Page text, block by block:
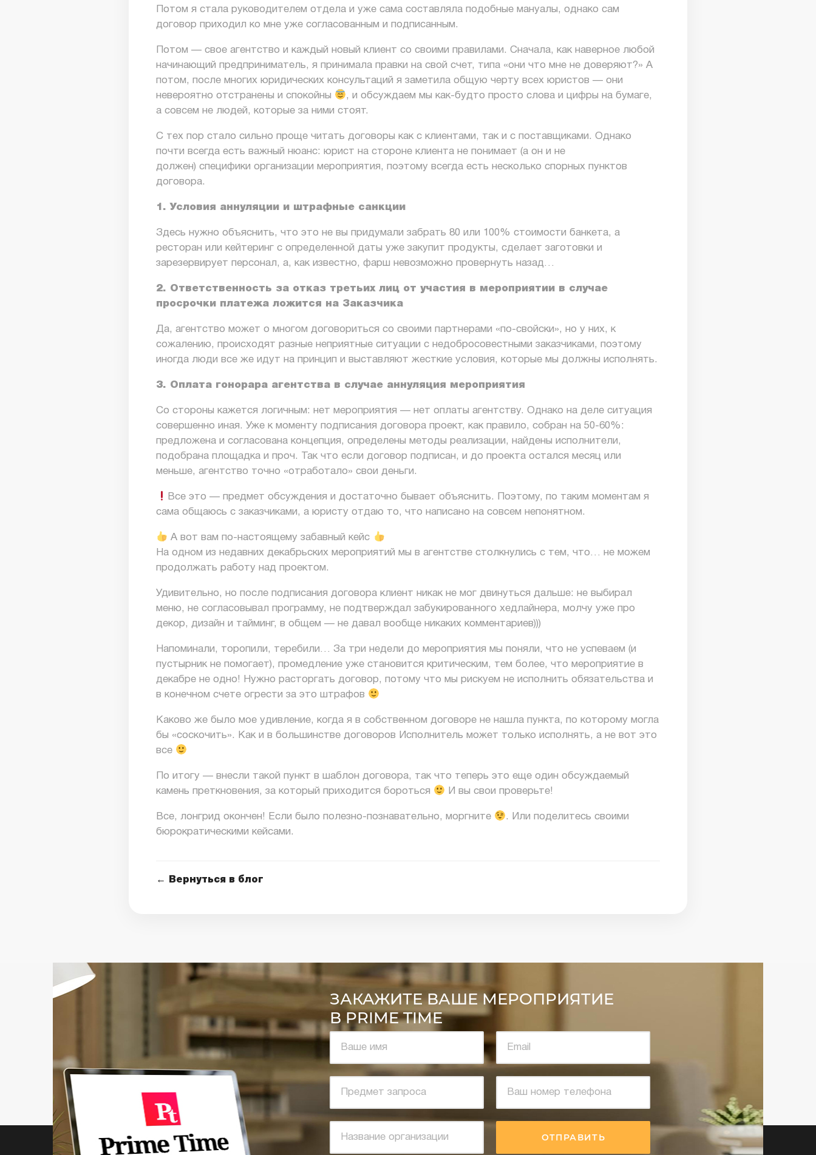
Потом я стала руководителем отдела и уже сама составляла подобные мануалы, однако сам
договор приходил ко мне уже согласованным и подписанным.
Потом — свое агентство и каждый новый клиент со своими правилами. Сначала, как наверное любой
начинающий предприниматель, я принимала правки на свой счет, типа «они что мне не доверяют?» А
потом, после многих юридических консультаций я заметила общую черту всех юристов — они
невероятно отстранены и спокойны
, и обсуждаем мы как-будто просто слова и цифры на бумаге,
а совсем не людей, которые за ними стоят.
С тех пор стало сильно проще читать договоры как с клиентами, так и с поставщиками. Однако
почти всегда есть важный нюанс: юрист на стороне клиента не понимает (а он и не
должен) специфики организации мероприятия, поэтому всегда есть несколько спорных пунктов
договора.
1. Условия аннуляции и штрафные санкции
Здесь нужно объяснить, что это не вы придумали забрать 80 или 100% стоимости банкета, а
ресторан или кейтеринг с определенной даты уже закупит продукты, сделает заготовки и
зарезервирует персонал, а, как известно, фарш невозможно провернуть назад…
2. Ответственность за отказ третьих лиц от участия в мероприятии в случае
просрочки платежа ложится на Заказчика
Да, агентство может о многом договориться со своими партнерами «по-свойски», но у них, к
сожалению, происходят разные неприятные ситуации с недобросовестными заказчиками, поэтому
иногда люди все же идут на принцип и выставляют жесткие условия, которые мы должны исполнять.
3. Оплата гонорара агентства в случае аннуляция мероприятия
Со стороны кажется логичным: нет мероприятия — нет оплаты агентству. Однако на деле ситуация
совершенно иная. Уже к моменту подписания договора проект, как правило, собран на 50-60%:
предложена и согласована концепция, определены методы реализации, найдены исполнители,
подобрана площадка и проч. Так что если договор подписан, и до проекта остался месяц или
меньше, агентство точно «отработало» свои деньги.
Все это — предмет обсуждения и достаточно бывает объяснить. Поэтому, по таким моментам я
сама общаюсь с заказчиками, а юристу отдаю то, что написано на совсем непонятном.
А вот вам по-настоящему забавный кейс
На одном из недавних декабрьских мероприятий мы в агентстве столкнулись с тем, что… не можем
продолжать работу над проектом.
Удивительно, но после подписания договора клиент никак не мог двинуться дальше: не выбирал
меню, не согласовывал программу, не подтверждал забукированного хедлайнера, молчу уже про
декор, дизайн и тайминг, в общем — не давал вообще никаких комментариев)))
Напоминали, торопили, теребили… За три недели до мероприятия мы поняли, что не успеваем (и
пустырник не помогает), промедление уже становится критическим, тем более, что мероприятие в
декабре не одно! Нужно расторгать договор, потому что мы рискуем не исполнить обязательства и
в конечном счете огрести за это штрафов
Каково же было мое удивление, когда я в собственном договоре не нашла пункта, по которому могла
бы «соскочить». Как и в большинстве договоров Исполнитель может только исполнять, а не вот это
все
По итогу — внесли такой пункт в шаблон договора, так что теперь это еще один обсуждаемый
камень преткновения, за который приходится бороться
И вы свои проверьте!
Все, лонгрид окончен! Если было полезно-познавательно, моргните
. Или поделитесь своими
бюрократическими кейсами.
← Вернуться в блог
ЗАКАЖИТЕ ВАШЕ МЕРОПРИЯТИЕ
В PRIME TIME